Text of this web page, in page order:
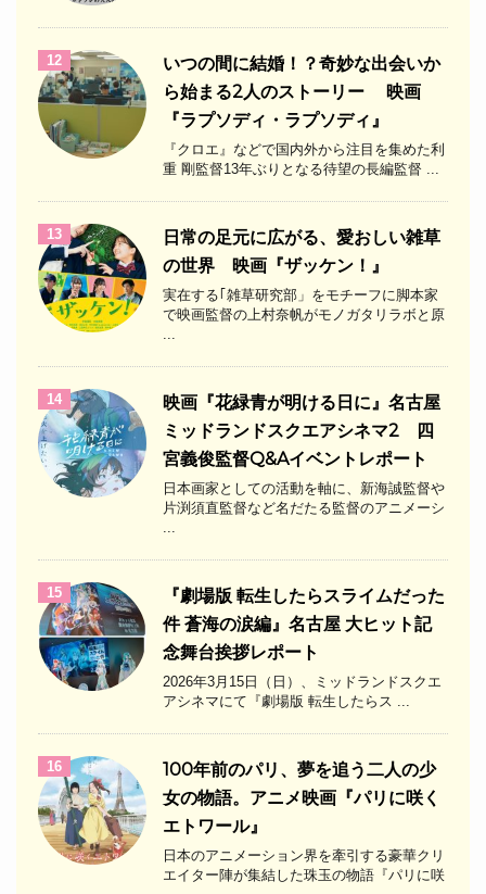
12
いつの間に結婚！？奇妙な出会いか
ら始まる2人のストーリー 映画
『ラプソディ・ラプソディ』
『クロエ』などで国内外から注目を集めた利
重 剛監督13年ぶりとなる待望の長編監督 ...
13
日常の足元に広がる、愛おしい雑草
の世界 映画『ザッケン！』
実在する｢雑草研究部」をモチーフに脚本家
で映画監督の上村奈帆がモノガタリラボと原
14
映画『花緑青が明ける日に』名古屋
ミッドランドスクエアシネマ2 四
宮義俊監督Q&Aイベントレポート
日本画家としての活動を軸に、新海誠監督や
片渕須直監督など名だたる監督のアニメーシ
15
『劇場版 転生したらスライムだった
件 蒼海の涙編』名古屋 大ヒット記
念舞台挨拶レポート
2026年3月15日（日）、ミッドランドスクエ
アシネマにて『劇場版 転生したらス ...
16
100年前のパリ、夢を追う二人の少
女の物語。アニメ映画『パリに咲く
エトワール』
日本のアニメーション界を牽引する豪華クリ
エイター陣が集結した珠玉の物語『パリに咲